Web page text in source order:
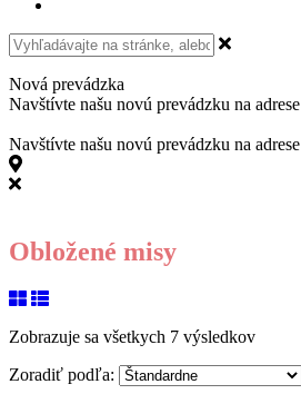
Nová prevádzka
Navštívte našu novú prevádzku na adrese
Navštívte našu novú prevádzku na adrese
Obložené misy
Zobrazuje sa všetkych 7 výsledkov
Zoradiť podľa: